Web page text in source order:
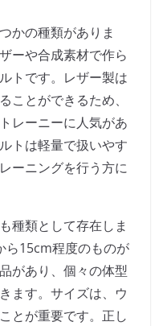
かの種類がありま
ーや合成素材で作ら
トです。レザー製は
ことができるため、
レーニーに人気があ
トは軽量で扱いやす
ーニングを行う方に
種類として存在しま
ら15cm程度のものが
があり、個々の体型
ます。サイズは、ウ
とが重要です。正し